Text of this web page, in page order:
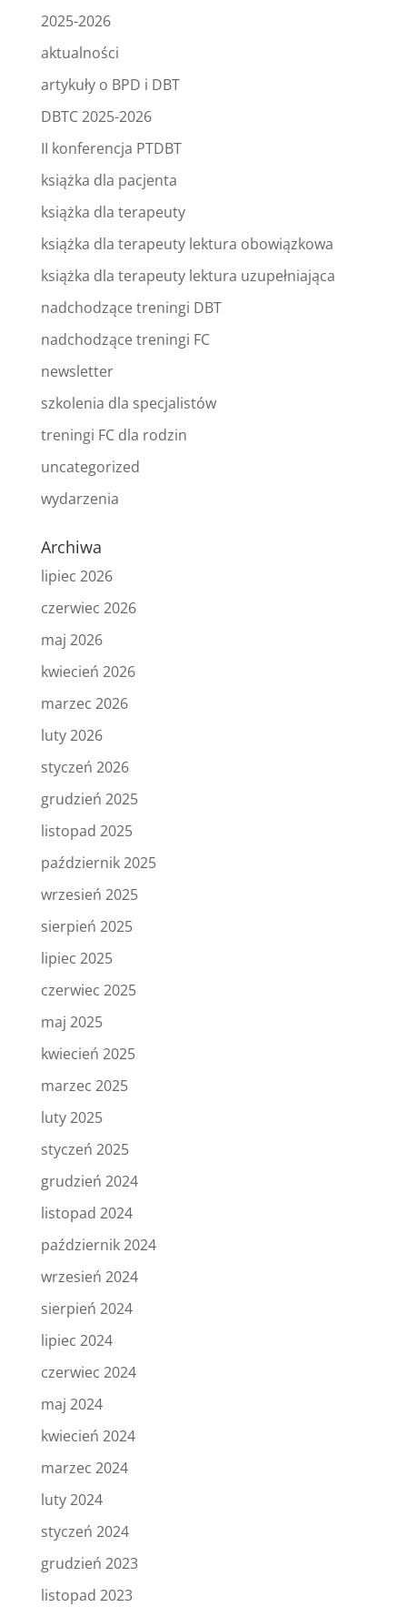
2025-2026
aktualności
artykuły o BPD i DBT
DBTC 2025-2026
II konferencja PTDBT
książka dla pacjenta
książka dla terapeuty
książka dla terapeuty lektura obowiązkowa
książka dla terapeuty lektura uzupełniająca
nadchodzące treningi DBT
nadchodzące treningi FC
newsletter
szkolenia dla specjalistów
treningi FC dla rodzin
uncategorized
wydarzenia
Archiwa
lipiec 2026
czerwiec 2026
maj 2026
kwiecień 2026
marzec 2026
luty 2026
styczeń 2026
grudzień 2025
listopad 2025
październik 2025
wrzesień 2025
sierpień 2025
lipiec 2025
czerwiec 2025
maj 2025
kwiecień 2025
marzec 2025
luty 2025
styczeń 2025
grudzień 2024
listopad 2024
październik 2024
wrzesień 2024
sierpień 2024
lipiec 2024
czerwiec 2024
maj 2024
kwiecień 2024
marzec 2024
luty 2024
styczeń 2024
grudzień 2023
listopad 2023